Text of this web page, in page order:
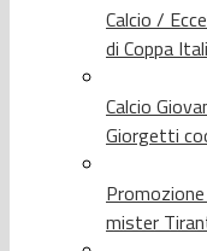
Calcio /
di Coppa
Calcio
Giorgetti
mister